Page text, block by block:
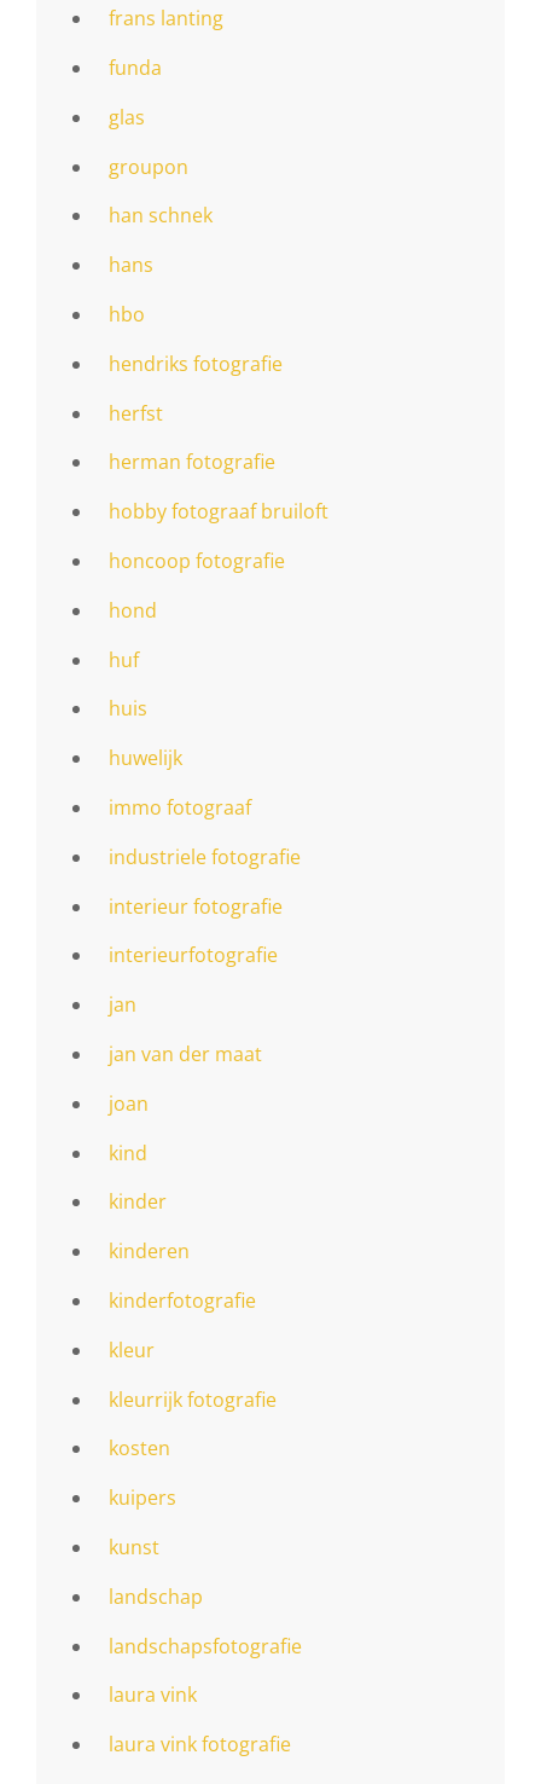
frans lanting
funda
glas
groupon
han schnek
hans
hbo
hendriks fotografie
herfst
herman fotografie
hobby fotograaf bruiloft
honcoop fotografie
hond
huf
huis
huwelijk
immo fotograaf
industriele fotografie
interieur fotografie
interieurfotografie
jan
jan van der maat
joan
kind
kinder
kinderen
kinderfotografie
kleur
kleurrijk fotografie
kosten
kuipers
kunst
landschap
landschapsfotografie
laura vink
laura vink fotografie